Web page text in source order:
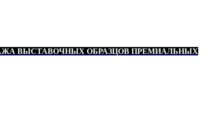
ВЫСТАВОЧНЫХ ОБРАЗЦОВ ПРЕМИАЛЬНЫХ